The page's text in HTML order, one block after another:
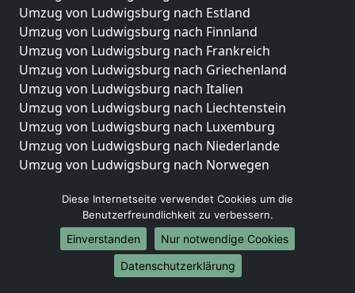
Umzug von Ludwigsburg nach Estland
Umzug von Ludwigsburg nach Finnland
Umzug von Ludwigsburg nach Frankreich
Umzug von Ludwigsburg nach Griechenland
Umzug von Ludwigsburg nach Italien
Umzug von Ludwigsburg nach Liechtenstein
Umzug von Ludwigsburg nach Luxemburg
Umzug von Ludwigsburg nach Niederlande
Umzug von Ludwigsburg nach Norwegen
Umzüge-Deutschlandweit
Umzug von Ludwigsburg nach Berlin
Umzug von Ludwigsburg nach Hamburg
Umzug von Ludwigsburg nach München
Umzug von Ludwigsburg nach Köln
Diese Internetseite verwendet Cookies um die
Benutzerfreundlichkeit zu verbessern.
Einverstanden
Nur notwendige Cookies
Datenschutzerklärung